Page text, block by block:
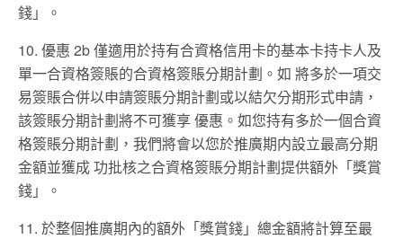
錢」。
10. 優惠 2b 僅適⽤於持有合資格信⽤卡的基本卡持卡⼈及
單⼀合資格簽賬的合資格簽賬分期計劃。如 將多於⼀項交
易簽賬合併以申請簽賬分期計劃或以結⽋分期形式申請，
該簽賬分期計劃將不可獲享 優惠。如您持有多於⼀個合資
格簽賬分期計劃，我們將會以您於推廣期内設立最⾼分期
⾦額並獲成 功批核之合資格簽賬分期計劃提供額外「獎賞
錢」。
11. 於整個推廣期內的額外「獎賞錢」總⾦額將計算⾄最